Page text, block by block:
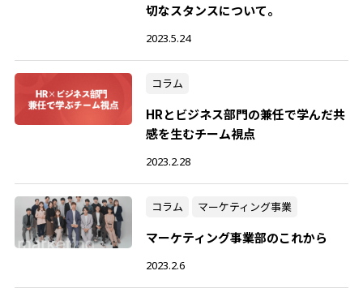
切なスタンスについて。
2023.5.24
コラム
HRとビジネス部門の兼任で学んだ共
感を生むチーム視点
2023.2.28
コラム マーケティング事業
マーケティング事業部のこれから
2023.2.6